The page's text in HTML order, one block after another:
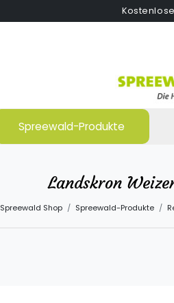
Spreewald-Produkte
Landskron
Spreewald Shop Spreewald-Produkte